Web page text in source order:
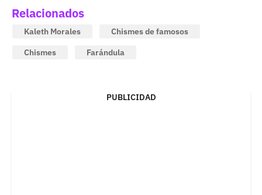
Relacionados
Kaleth Morales
Chismes de famosos
Chismes
Farándula
PUBLICIDAD